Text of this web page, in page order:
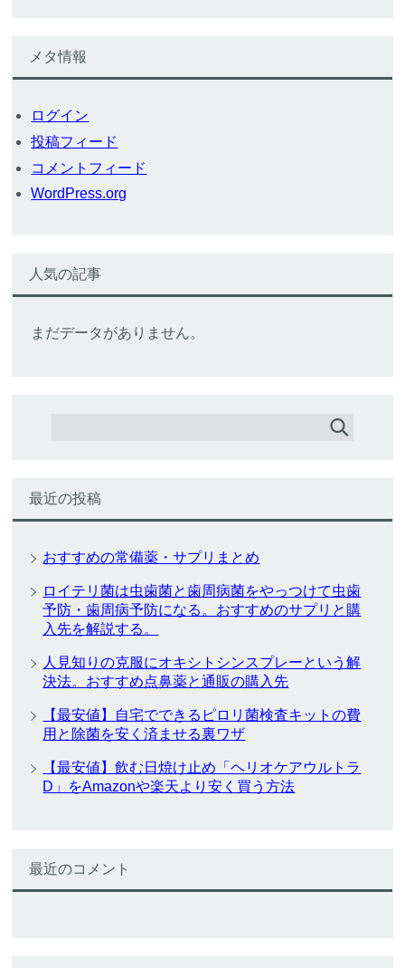
メタ情報
ログイン
投稿フィード
コメントフィード
WordPress.org
人気の記事
まだデータがありません。
最近の投稿
おすすめの常備薬・サプリまとめ
ロイテリ菌は虫歯菌と歯周病菌をやっつけて虫歯
予防・歯周病予防になる。おすすめのサプリと購
入先を解説する。
人見知りの克服にオキシトシンスプレーという解
決法。おすすめ点鼻薬と通販の購入先
【最安値】自宅でできるピロリ菌検査キットの費
用と除菌を安く済ませる裏ワザ
【最安値】飲む日焼け止め「ヘリオケアウルトラ
D」をAmazonや楽天より安く買う方法
最近のコメント